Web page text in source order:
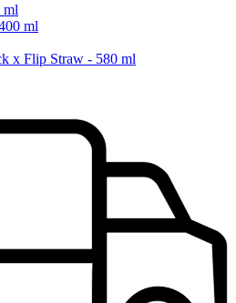
ml
ml
x Flip Straw - 580 ml